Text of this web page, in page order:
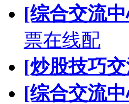
[综合交流
票在线配
[炒股技巧
[综合交流